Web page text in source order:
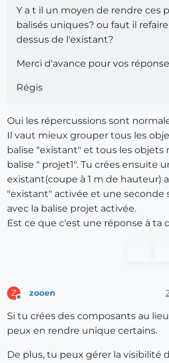
Y a t il un moyen de rendre ces
balisés uniques? ou faut il
dessus de l'existant?
Merci d'avance pour vos
Régis
Oui les répercussions sont
Il vaut mieux grouper tous les
balise "existant" et tous les objets
balise " projet1". Tu crées ensuite
existant(coupe à 1 m de hauteur)
"existant" activée et une seconde
avec la balise projet activée.
Est ce que c'est une réponse à ta
Z zooen
Si tu crées des composants au
peux en rendre unique certains.
De plus, tu peux gérer la visibilité